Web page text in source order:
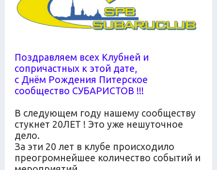
Поздравляем всех Клубней и
сопричастных к этой дате,
с Днём Рождения Питерское
сообщество СУБАРИСТОВ !!!
В следующем году нашему сообществу
стукнет 20ЛЕТ ! Это уже нешуточное
дело.
За эти 20 лет в клубе происходило
преогромнейшее количество событий и